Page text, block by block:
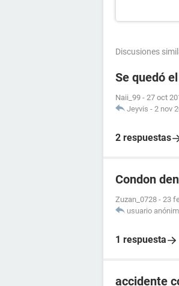
Discusiones
Se quedó
Naii_99 - 27 oct
Jeyvis - 2 nov
2 respuestas
Condon
Zuzan_0728 - 23
usuario
1 respuesta
accidente